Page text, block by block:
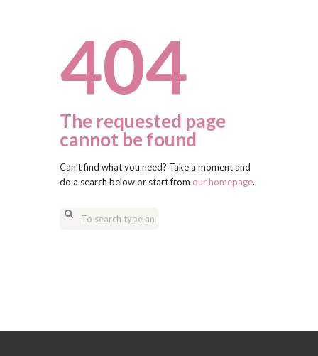
404
The requested page
cannot be found
Can't find what you need? Take a moment and
do a search below or start from our homepage.